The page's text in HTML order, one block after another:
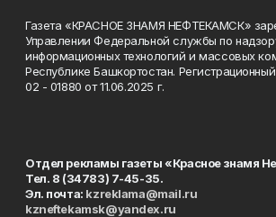
Газета «КРАСНОЕ ЗНАМЯ НЕФТЕКАМСК»
Управлении Федеральной службы по
информационных технологий и массовых
Республике Башкортостан.
02 - 01880 от 11.06.2025 г.
Отдел рекламы газеты «Красное знамя
Тел. 8 (34783) 7-45-35.
Эл. почта: kzreklama@mail.ru
kzneftekamsk@yandex.ru